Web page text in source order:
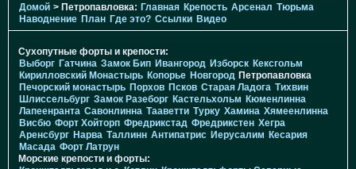
Домой > Петропавловка: Главная Крепость Арсенал Тюрьма
Наводнение План Где это? Ссылки Видео
Сухопутные форты и крепости:
Выборг Гатчина Замок Бип Ивангород Изборск Кексгольм
Кирилловский Монастырь Копорье Новгород Петропавловка
Печорcкий монастырь Порхов Псков Старая Ладога Тихвин
Шлиссельбург Замок Разеборг Кастельхольм Кюменлинна
Лапеенранта Савонлинна Тааветти Турку Хамина Хямеенлинна
Висбю Форт Хойторп Фредрикстад Фредрикстен Хегра
Аренсбург Нарва Таллинн Антипатрис Иерусалим Кесария
Масада Форт Латрун
Морские крепости и форты: